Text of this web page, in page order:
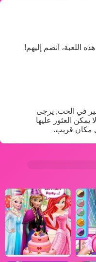
في الحب, يرجى
العثور عليها
مكان قريب.